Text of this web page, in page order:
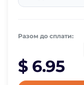
Разом до сплати:
$ 6.95